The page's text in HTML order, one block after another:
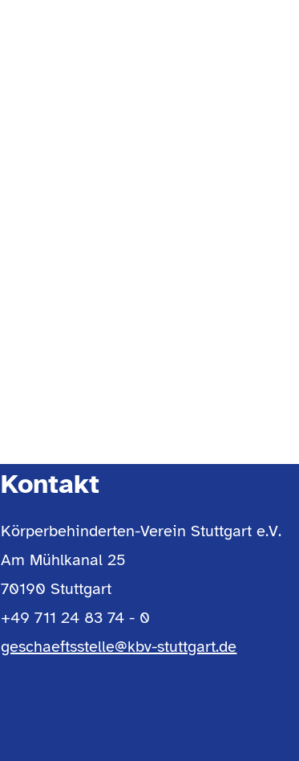
Kontakt
Körperbehinderten-Verein Stuttgart e.V.
Am Mühlkanal 25
70190 Stuttgart
+49 711 24 83 74 - 0
geschaeftsstelle@kbv-stuttgart.de